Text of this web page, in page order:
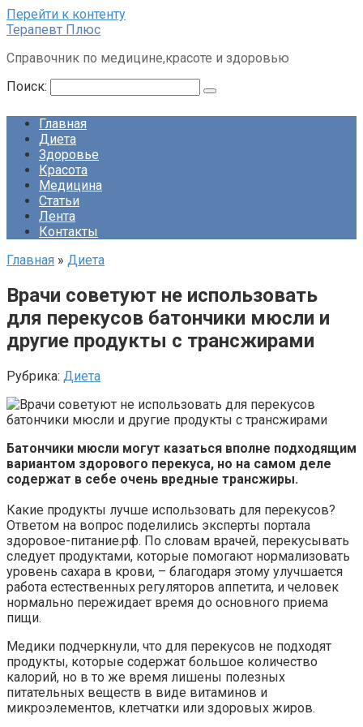
Перейти к контенту
Терапевт Плюс
Справочник по медицине,красоте и здоровью
Поиск:
Главная
Диета
Здоровье
Красота
Медицина
Статьи
Лента
Контакты
Главная » Диета
Врачи советуют не использовать
для перекусов батончики мюсли и
другие продукты с трансжирами
Рубрика: Диета
Батончики мюсли могут казаться вполне подходящим
вариантом здорового перекуса, но на самом деле
содержат в себе очень вредные трансжиры.
Какие продукты лучше использовать для перекусов?
Ответом на вопрос поделились эксперты портала
здоровое-питание.рф. По словам врачей, перекусывать
следует продуктами, которые помогают нормализовать
уровень сахара в крови, – благодаря этому улучшается
работа естественных регуляторов аппетита, и человек
нормально пережидает время до основного приема
пищи.
Медики подчеркнули, что для перекусов не подходят
продукты, которые содержат большое количество
калорий, но в то же время лишены полезных
питательных веществ в виде витаминов и
микроэлементов, клетчатки или здоровых жиров.